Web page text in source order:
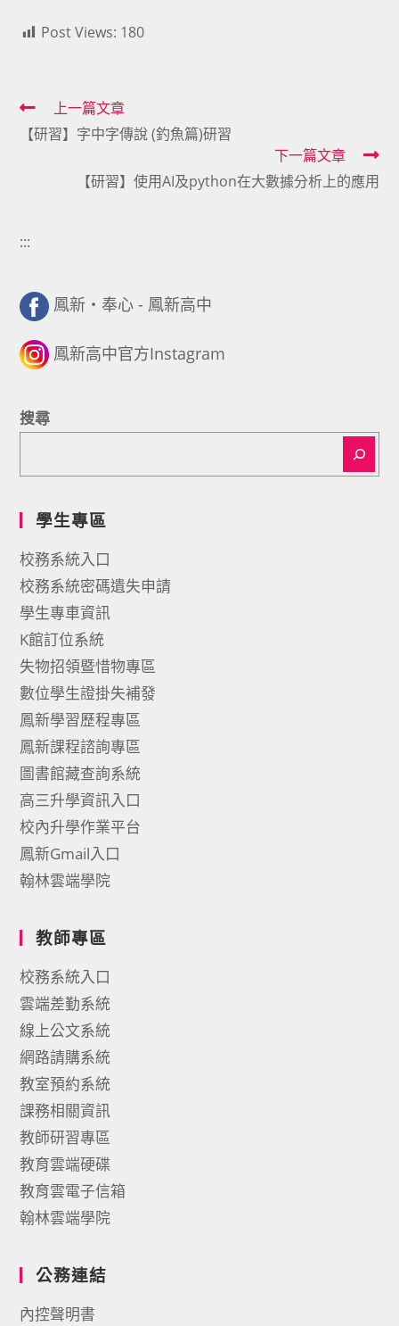
Post Views: 180
Read
more
上一篇文章
【研習】字中字傳說 (釣魚篇)研習
下一篇文章
【研習】使用AI及python在大數據分析上的應用
:::
鳳新・奉心 - 鳳新高中
鳳新高中官方Instagram
搜尋
學生專區
校務系統入口
校務系統密碼遺失申請
學生專車資訊
K館訂位系統
失物招領暨惜物專區
數位學生證掛失補發
鳳新學習歷程專區
鳳新課程諮詢專區
圖書館藏查詢系統
高三升學資訊入口
校內升學作業平台
鳳新Gmail入口
翰林雲端學院
教師專區
校務系統入口
雲端差勤系統
線上公文系統
網路請購系統
教室預約系統
課務相關資訊
教師研習專區
教育雲端硬碟
教育雲電子信箱
翰林雲端學院
公務連結
內控聲明書